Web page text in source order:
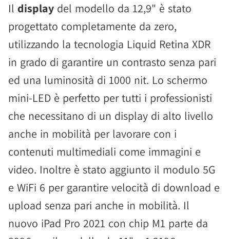
Il display del modello da 12,9" è stato
progettato completamente da zero,
utilizzando la tecnologia Liquid Retina XDR
in grado di garantire un contrasto senza pari
ed una luminosità di 1000 nit. Lo schermo
mini-LED è perfetto per tutti i professionisti
che necessitano di un display di alto livello
anche in mobilità per lavorare con i
contenuti multimediali come immagini e
video. Inoltre è stato aggiunto il modulo 5G
e WiFi 6 per garantire velocità di download e
upload senza pari anche in mobilità. Il
nuovo iPad Pro 2021 con chip M1 parte da